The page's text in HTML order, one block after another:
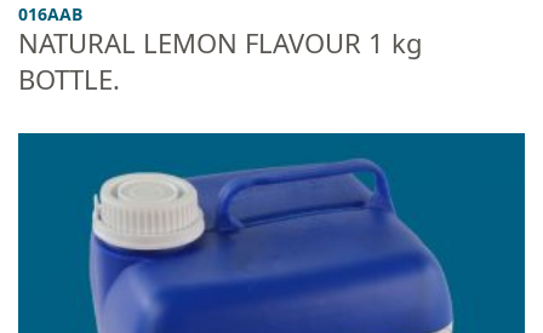
016AAB
NATURAL LEMON FLAVOUR 1 kg
BOTTLE.